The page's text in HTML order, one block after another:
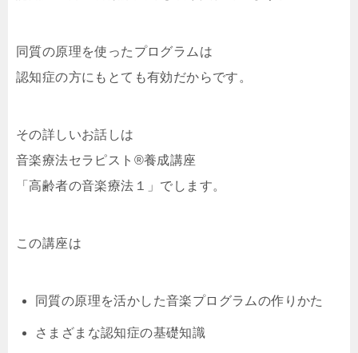
同質の原理を使ったプログラムは
認知症の方にもとても有効だからです。
その詳しいお話しは
音楽療法セラピスト®養成講座
「高齢者の音楽療法１」でします。
この講座は
同質の原理を活かした音楽プログラムの作りかた
さまざまな認知症の基礎知識